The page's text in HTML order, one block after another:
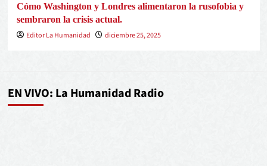
Cómo Washington y Londres alimentaron la rusofobia y
sembraron la crisis actual.
Editor La Humanidad
diciembre 25, 2025
EN VIVO: La Humanidad Radio